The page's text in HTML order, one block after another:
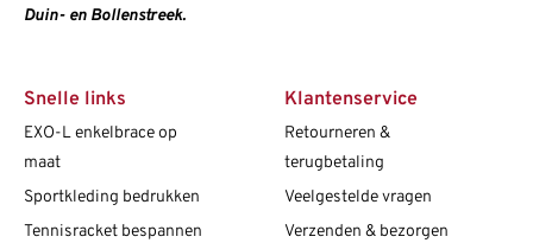
Duin- en Bollenstreek.
Snelle links
EXO-L enkelbrace op
maat
Sportkleding bedrukken
Tennisracket bespannen
Klantenservice
Retourneren &
terugbetaling
Veelgestelde vragen
Verzenden & bezorgen